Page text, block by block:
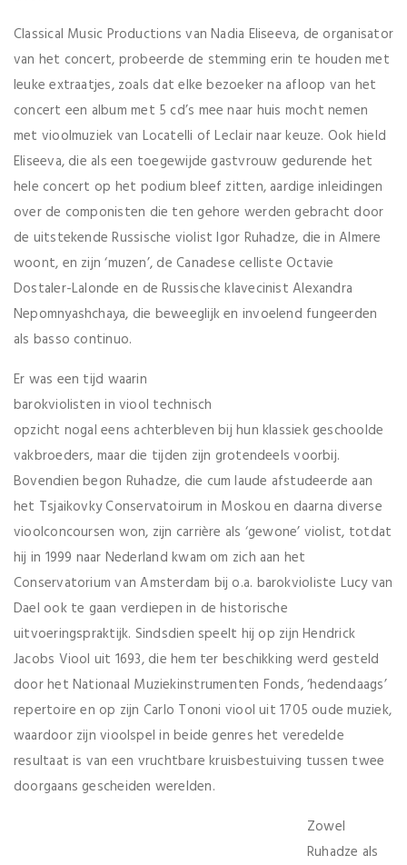
Classical Music Productions van Nadia Eliseeva, de organisator
van het concert, probeerde de stemming erin te houden met
leuke extraatjes, zoals dat elke bezoeker na afloop van het
concert een album met 5 cd’s mee naar huis mocht nemen
met vioolmuziek van Locatelli of Leclair naar keuze. Ook hield
Eliseeva, die als een toegewijde gastvrouw gedurende het
hele concert op het podium bleef zitten, aardige inleidingen
over de componisten die ten gehore werden gebracht door
de uitstekende Russische violist Igor Ruhadze, die in Almere
woont, en zijn ‘muzen’, de Canadese celliste Octavie
Dostaler-Lalonde en de Russische klavecinist Alexandra
Nepomnyashchaya, die beweeglijk en invoelend fungeerden
als basso continuo.
Er was een tijd waarin
barokviolisten in viool technisch
opzicht nogal eens achterbleven bij hun klassiek geschoolde
vakbroeders, maar die tijden zijn grotendeels voorbij.
Bovendien begon Ruhadze, die cum laude afstudeerde aan
het Tsjaikovky Conservatoirum in Moskou en daarna diverse
vioolconcoursen won, zijn carrière als ‘gewone’ violist, totdat
hij in 1999 naar Nederland kwam om zich aan het
Conservatorium van Amsterdam bij o.a. barokvioliste Lucy van
Dael ook te gaan verdiepen in de historische
uitvoeringspraktijk. Sindsdien speelt hij op zijn Hendrick
Jacobs Viool uit 1693, die hem ter beschikking werd gesteld
door het Nationaal Muziekinstrumenten Fonds, ‘hedendaags’
repertoire en op zijn Carlo Tononi viool uit 1705 oude muziek,
waardoor zijn vioolspel in beide genres het veredelde
resultaat is van een vruchtbare kruisbestuiving tussen twee
doorgaans gescheiden werelden.
Zowel
Ruhadze als